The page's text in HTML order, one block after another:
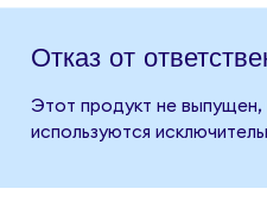
Отказ от
Этот продукт не выпущен,
используются